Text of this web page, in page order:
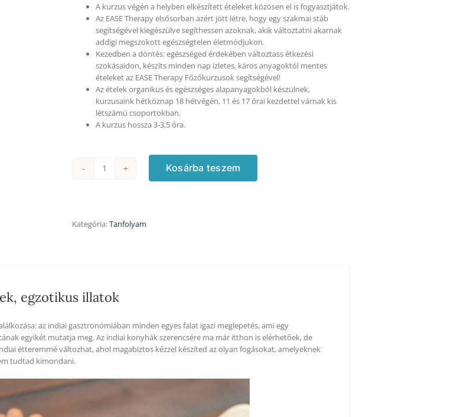
A kurzus végén a helyben elkészített ételeket közösen el is fogyasztjátok.
Az EASE Therapy elsősorban azért jött létre, hogy egy szakmai stáb
segítségével kiegészülve segíthessen azoknak, akik változtatni akarnak
addigi megszokott egészségtelen életmódjukon.
Kezedben a döntés: egészséged érdekében változtass étkezési
szokásaidon, készíts minden nap ízletes, káros anyagoktól mentes
ételeket az EASE Therapy Főzőkurzusok segítségével!
Az ételek organikus és egészséges alapanyagokból készülnek,
kurzusaink hétköznap 18 hétvégén, 11 és 17 órai kezdettel várnak kis
létszámú csoportokban.
A kurzus hossza 3-3,5 óra.
Indiai
Ft/fő
lehetőséggel
5000
os
kiegészítő
díjon
Kosárba teszem
Kategória:Tanfolyam
egzotikus illatok
az indiai gasztronómiában minden egyes falat igazi meglepetés, ami egy
egyikét mutatja meg. Az indiai konyhák szerencsére ma már itthon is elérhetőek, de
étteremmé változhat, ahol magabiztos kézzel készíted az olyan fogásokat, amelyeknek
tudtad kimondani.